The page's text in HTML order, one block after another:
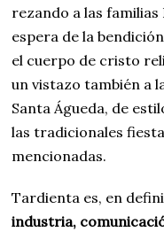
rezando a las familias
espera de la
el cuerpo de cristo
un vistazo también a
Santa Águeda, de
las tradicionales
mencionadas.
Tardienta es, en
industria,